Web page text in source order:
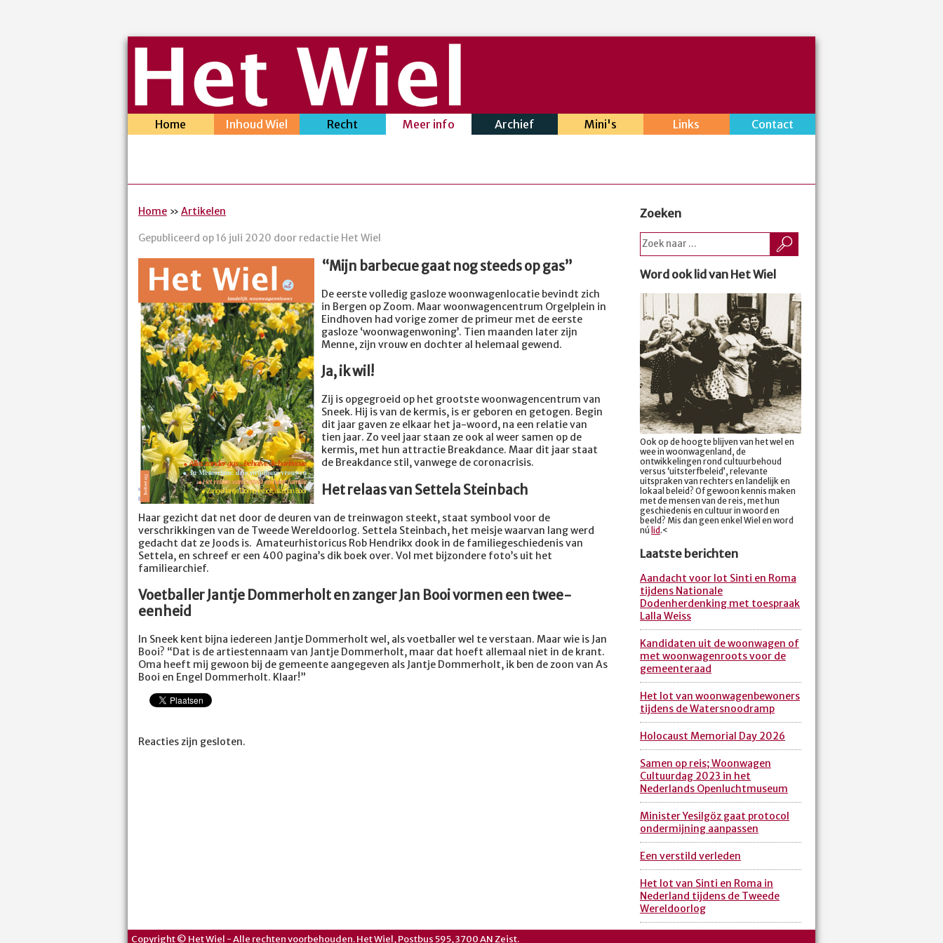
Home Inhoud Wiel Recht Meer info Archief Mini's Links Contact
Home » Artikelen
Gepubliceerd op 16 juli 2020 door redactie Het Wiel
“Mijn barbecue gaat nog steeds op gas”
De eerste volledig gasloze woonwagenlocatie bevindt zich
in Bergen op Zoom. Maar woonwagencentrum Orgelplein in
Eindhoven had vorige zomer de primeur met de eerste
gasloze ‘woonwagenwoning’. Tien maanden later zijn
Menne, zijn vrouw en dochter al helemaal gewend.
Ja, ik wil!
Zij is opgegroeid op het grootste woonwagencentrum van
Sneek. Hij is van de kermis, is er geboren en getogen. Begin
dit jaar gaven ze elkaar het ja-woord, na een relatie van
tien jaar. Zo veel jaar staan ze ook al weer samen op de
kermis, met hun attractie Breakdance. Maar dit jaar staat
de Breakdance stil, vanwege de coronacrisis.
Het relaas van Settela Steinbach
Haar gezicht dat net door de deuren van de treinwagon steekt, staat symbool voor de
verschrikkingen van de Tweede Wereldoorlog. Settela Steinbach, het meisje waarvan lang werd
gedacht dat ze Joods is. Amateurhistoricus Rob Hendrikx dook in de familiegeschiedenis van
Settela, en schreef er een 400 pagina’s dik boek over. Vol met bijzondere foto’s uit het
familiearchief.
Voetballer Jantje Dommerholt en zanger Jan Booi vormen een twee-
eenheid
In Sneek kent bijna iedereen Jantje Dommerholt wel, als voetballer wel te verstaan. Maar wie is Jan
Booi? “Dat is de artiestennaam van Jantje Dommerholt, maar dat hoeft allemaal niet in de krant.
Oma heeft mij gewoon bij de gemeente aangegeven als Jantje Dommerholt, ik ben de zoon van As
Booi en Engel Dommerholt. Klaar!”
Reacties zijn gesloten.
Zoeken
Word ook lid van Het Wiel
Ook op de hoogte blijven van het wel en
wee in woonwagenland, de
ontwikkelingen rond cultuurbehoud
versus ‘uitsterfbeleid’, relevante
uitspraken van rechters en landelijk en
lokaal beleid? Of gewoon kennis maken
met de mensen van de reis, met hun
geschiedenis en cultuur in woord en
beeld? Mis dan geen enkel Wiel en word
nú lid.<
Laatste berichten
Aandacht voor lot Sinti en Roma
tijdens Nationale
Dodenherdenking met toespraak
Lalla Weiss
Kandidaten uit de woonwagen of
met woonwagenroots voor de
gemeenteraad
Het lot van woonwagenbewoners
tijdens de Watersnoodramp
Holocaust Memorial Day 2026
Samen op reis; Woonwagen
Cultuurdag 2023 in het
Nederlands Openluchtmuseum
Minister Yesilgöz gaat protocol
ondermijning aanpassen
Een verstild verleden
Het lot van Sinti en Roma in
Nederland tijdens de Tweede
Wereldoorlog
Copyright © Het Wiel - Alle rechten voorbehouden. Het Wiel, Postbus 595, 3700 AN Zeist.